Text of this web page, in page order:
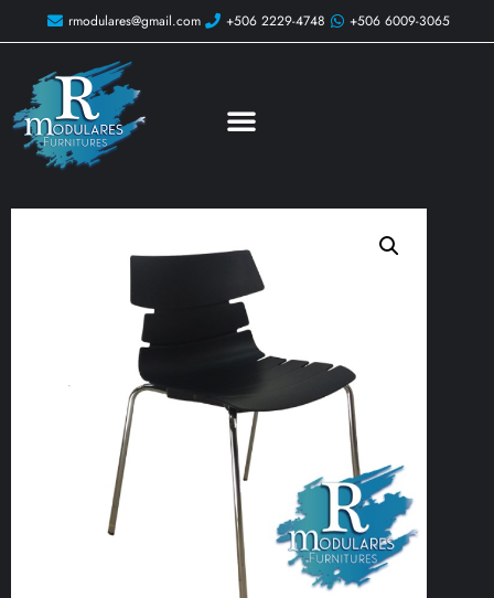
rmodulares@gmail.com +506 2229-4748 +506 6009-3065